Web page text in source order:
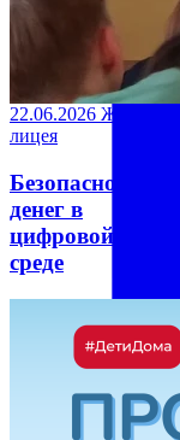
22.06.2026 Жизнь
лицея
Безопасность
денег в
цифровой
среде